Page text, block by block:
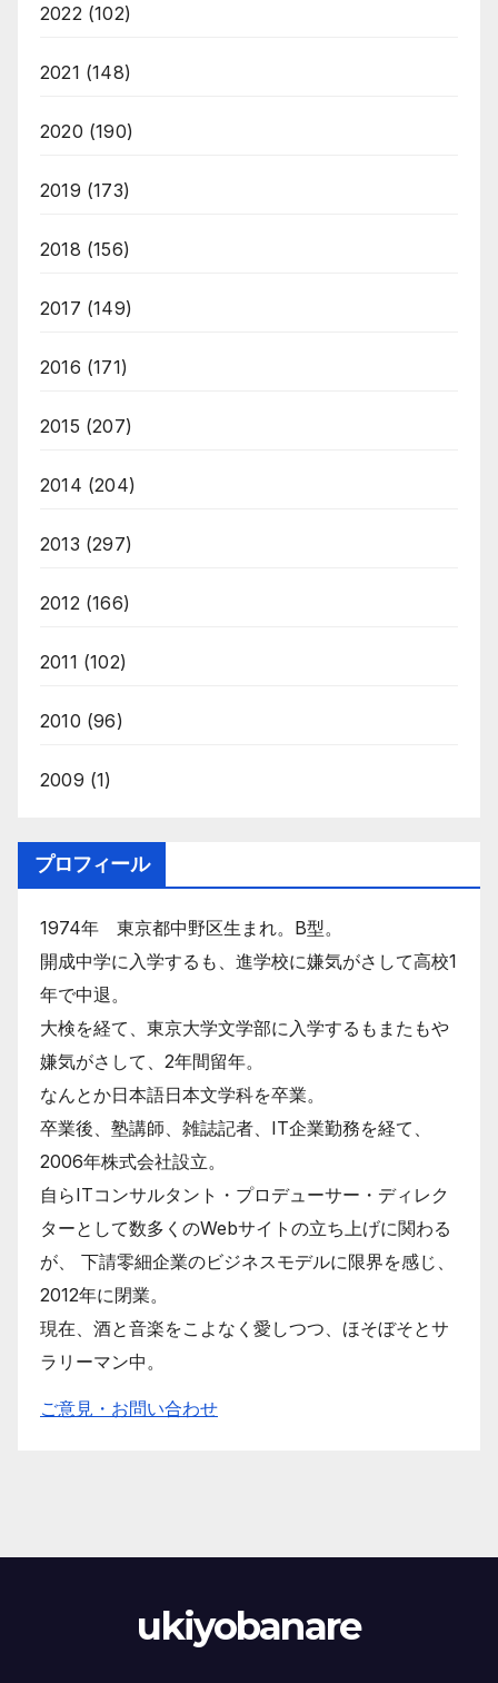
2022 (102)
2021 (148)
2020 (190)
2019 (173)
2018 (156)
2017 (149)
2016 (171)
2015 (207)
2014 (204)
2013 (297)
2012 (166)
2011 (102)
2010 (96)
2009 (1)
プロフィール
1974年 東京都中野区生まれ。B型。
開成中学に入学するも、進学校に嫌気がさして高校1
年で中退。
大検を経て、東京大学文学部に入学するもまたもや
嫌気がさして、2年間留年。
なんとか日本語日本文学科を卒業。
卒業後、塾講師、雑誌記者、IT企業勤務を経て、
2006年株式会社設立。
自らITコンサルタント・プロデューサー・ディレク
ターとして数多くのWebサイトの立ち上げに関わる
が、 下請零細企業のビジネスモデルに限界を感じ、
2012年に閉業。
現在、酒と音楽をこよなく愛しつつ、ほそぼそとサ
ラリーマン中。
ご意見・お問い合わせ
ukiyobanare